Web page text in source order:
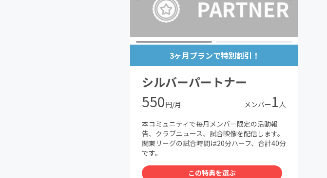
3ヶ月プランで特別割引！
シルバーパートナー
550円/月 メンバー1 人
本コミュニティで毎月メンバー限定の活動報
告、クラブニュース、試合映像を配信します。
関東リーグの試合時間は20分ハーフ、合計40分
です。
この特典を選ぶ